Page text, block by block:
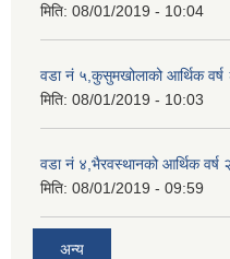
मिति: 08/01/2019 - 10:04
वडा नं ५,कुसुमखोलाको आर्थिक
मिति: 08/01/2019 - 10:03
वडा नं ४,भैरवस्थानको आर्थिक
मिति: 08/01/2019 - 09:59
अन्य